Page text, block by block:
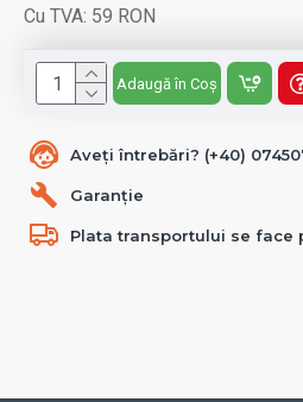
Aveți întrebări? (+40)
Garanție
Plata transportului se face
Cu TVA: 59 RON
Adaugă în Coș